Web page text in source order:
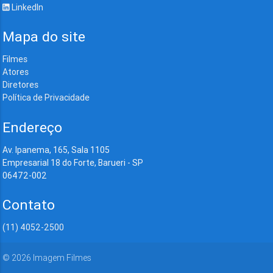
LinkedIn
Mapa do site
Filmes
Atores
Diretores
Política de Privacidade
Endereço
Av. Ipanema, 165, Sala 1105
Empresarial 18 do Forte, Barueri - SP
06472-002
Contato
(11) 4052-2500
© 2026 Imagem Filmes